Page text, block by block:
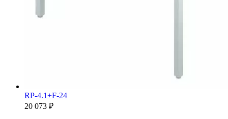
RP-4.1+F-24
20 073 ₽